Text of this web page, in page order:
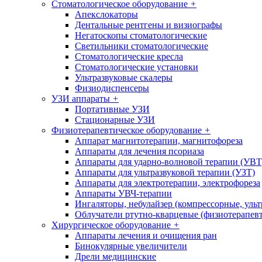
Стоматологическое оборудование +
Апекслокаторы
Дентальные рентгены и визиографы
Негатоскопы стоматологические
Светильники стоматологические
Стоматологические кресла
Стоматологические установки
Ультразвуковые скалеры
Физиодиспенсеры
УЗИ аппараты +
Портативные УЗИ
Стационарные УЗИ
Физиотерапевтическое оборудование +
Аппарат магнитотерапии, магнитофореза
Аппараты для лечения псориаза
Аппараты для ударно-волновой терапии
Аппараты для ультразвуковой терапии (УЗТ)
Аппараты для электротерапии, электрофореза
Аппараты УВЧ-терапии
Ингаляторы, небулайзер (компрессорные,
Облучатели ртутно-кварцевые
Хирургическое оборудование +
Аппараты лечения и очищения ран
Бинокулярные увеличители
Дрели медицинские